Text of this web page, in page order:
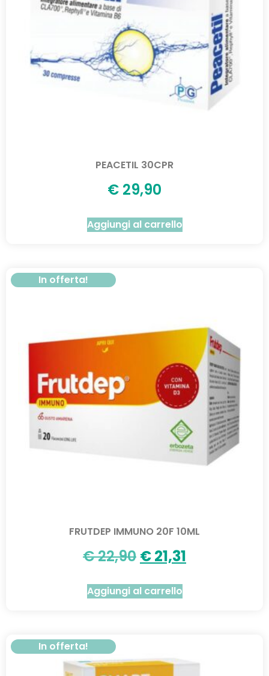
PEACETIL 30CPR
€ 29,90
Aggiungi al carrello
In offerta!
FRUTDEP IMMUNO 20F 10ML
€22,90 €21,31
Aggiungi al carrello
In offerta!